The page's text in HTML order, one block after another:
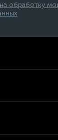
обработку